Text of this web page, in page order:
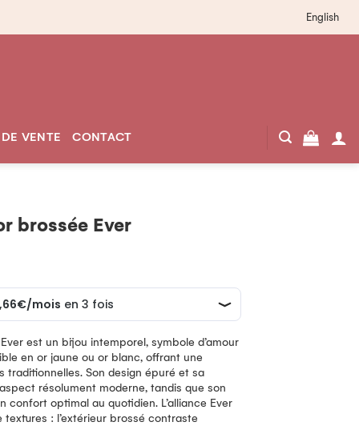
English
VENTE CONTACT
brossée Ever
est un bijou intemporel, symbole d’amour
en or jaune ou or blanc, offrant une
traditionnelles. Son design épuré et sa
résolument moderne, tandis que son
confort optimal au quotidien. L’alliance Ever
: l’extérieur brossé contraste